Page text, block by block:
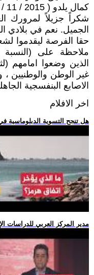
كمال يلدو ( 2015 / 11 / 9 - 11:11 )
شكراً جزيلاً لمرورك
الجميل. نعم في بلادي
حقا الفرصة ليقدموا
ملاحظة على (النسبة
الذين وضعوا امامهم
غير الوطن والوطنيين
الاصابع البنفسجية
اخر الافلام
.. هل تنجح التسوية الدبلوماسية
.. مدير المركز العربي للدراسات